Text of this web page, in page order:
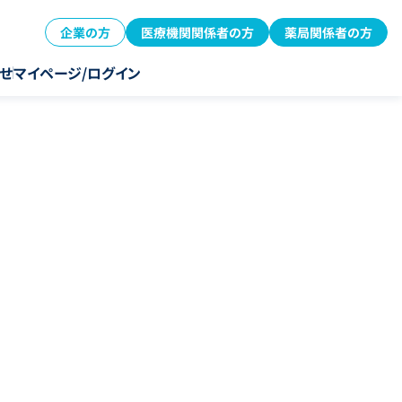
企業の方 医療機関関係者の方 薬局関係者の方
マイページ/ログイン